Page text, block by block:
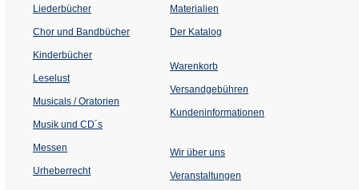
Liederbücher
Chor und Bandbücher
Kinderbücher
Leselust
Musicals / Oratorien
Musik und CD´s
Messen
Urheberrecht
Materialien
Der Katalog
Warenkorb
Versandgebühren
Kundeninformationen
Wir über uns
Veranstaltungen